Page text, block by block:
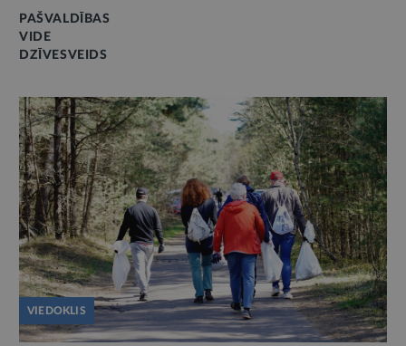
PAŠVALDĪBAS
VIDE
DZĪVESVEIDS
VIEDOKLIS